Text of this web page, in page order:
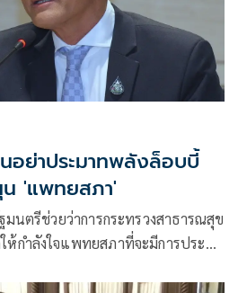
อย่าประมาทพลังล็อบบี้
'แพทยสภา'
นตรีช่วยว่าการกระทรวงสาธารณสุข
กำลังใจแพทยสภาที่จะมีการประชุม